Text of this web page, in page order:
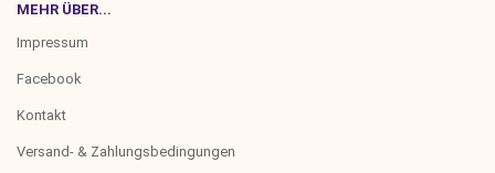
MEHR ÜBER...
Impressum
Facebook
Kontakt
Versand- & Zahlungsbedingungen